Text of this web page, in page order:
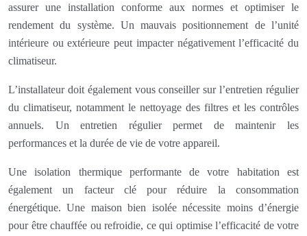
assurer une installation conforme aux normes et optimiser le
rendement du système. Un mauvais positionnement de l’unité
intérieure ou extérieure peut impacter négativement l’efficacité du
climatiseur.
L’installateur doit également vous conseiller sur l’entretien régulier
du climatiseur, notamment le nettoyage des filtres et les contrôles
annuels. Un entretien régulier permet de maintenir les
performances et la durée de vie de votre appareil.
Une isolation thermique performante de votre habitation est
également un facteur clé pour réduire la consommation
énergétique. Une maison bien isolée nécessite moins d’énergie
pour être chauffée ou refroidie, ce qui optimise l’efficacité de votre